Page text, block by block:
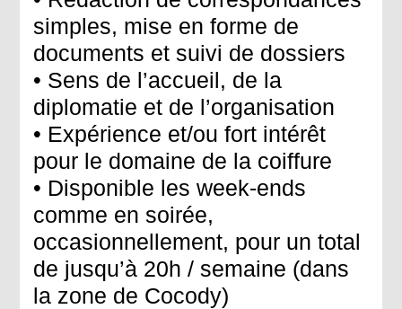
simples, mise en forme de
documents et suivi de dossiers
• Sens de l’accueil, de la
diplomatie et de l’organisation
• Expérience et/ou fort intérêt
pour le domaine de la coiffure
• Disponible les week-ends
comme en soirée,
occasionnellement, pour un total
de jusqu’à 20h / semaine (dans
la zone de Cocody)